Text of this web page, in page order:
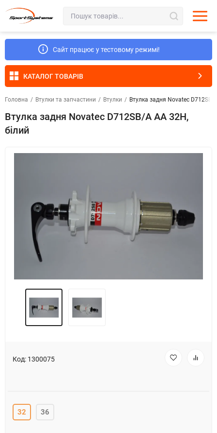
Сайт працює у тестовому режимі!
КАТАЛОГ ТОВАРІВ
Головна / Втулки та запчастини / Втулки / Втулка задня Novatec D712SB/
Втулка задня Novatec D712SB/A AA 32H,
білий
Код: 1300075
32 36